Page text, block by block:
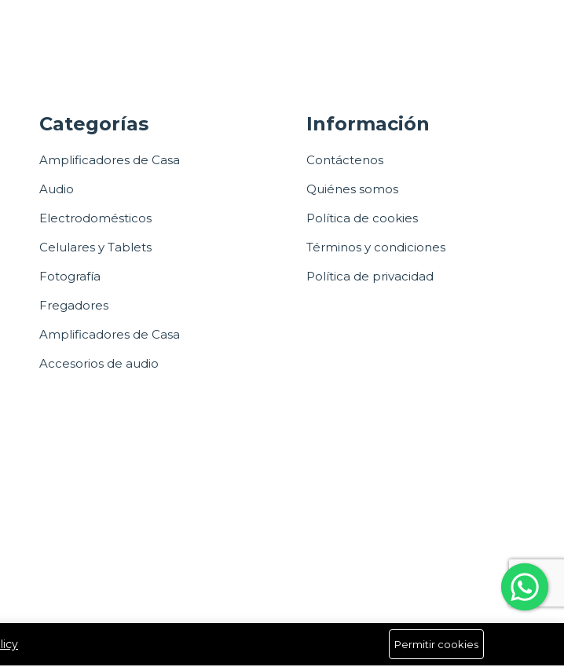
Categorías
Amplificadores de Casa
Audio
Electrodomésticos
Celulares y Tablets
Fotografía
Fregadores
Amplificadores de Casa
Accesorios de audio
Información
Contáctenos
Quiénes somos
Política de cookies
Términos y condiciones
Política de privacidad
Síguenos
Permitir cookies